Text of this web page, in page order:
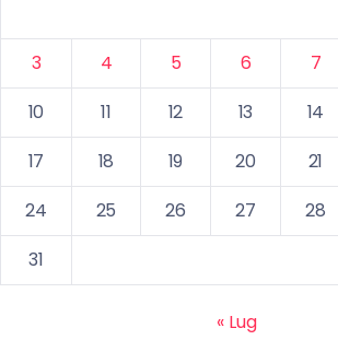
3
4 5 6 7
10
11 12 13 14
17
18 19 20 21
24
25 26 27 28
31
« Lug